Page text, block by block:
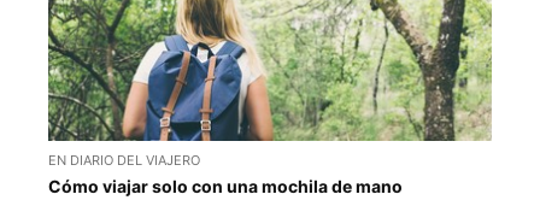
EN DIARIO DEL VIAJERO
Cómo viajar solo con una mochila de mano